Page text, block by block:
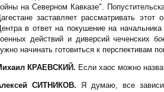
на Северном Кавказе".
заставляет рассматривать
в ответ на покушение на
действий и диверсий чеченских
начинать готовиться к перспективам
КРАЕВСКИЙ. Если хаос можно
СИТНИКОВ. Я думаю, все